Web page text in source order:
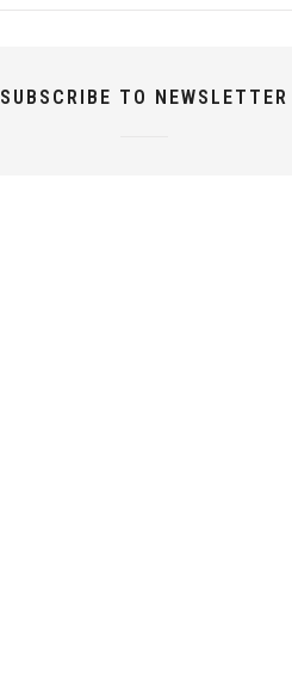
SUBSCRIBE TO NEWSLETTER